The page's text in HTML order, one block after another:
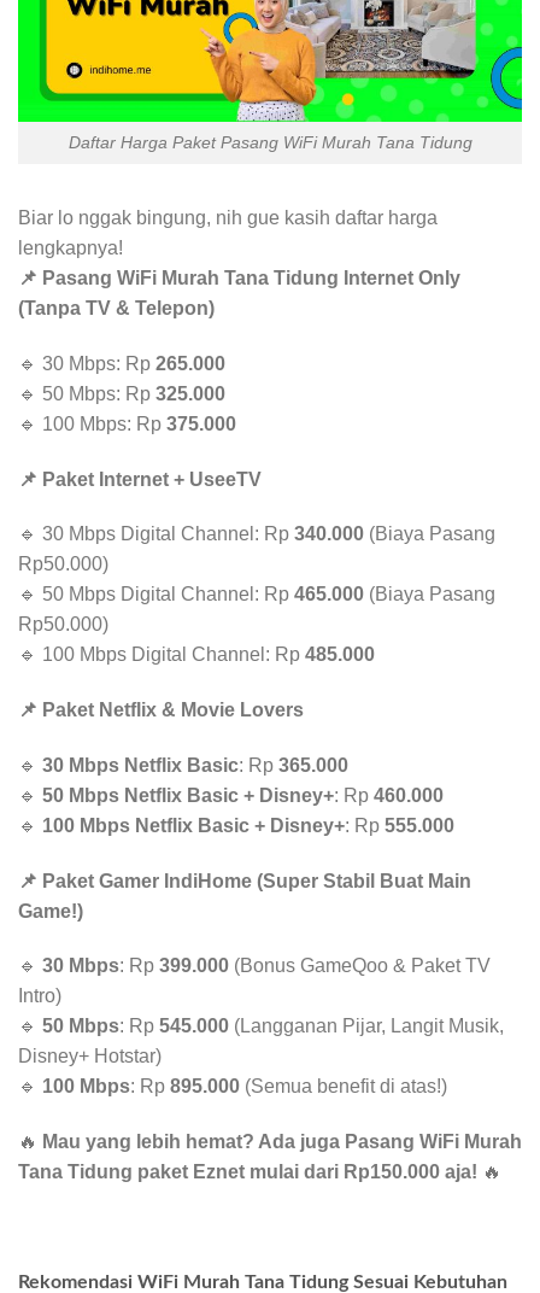
Daftar Harga Paket Pasang WiFi Murah Tana Tidung
Biar lo nggak bingung, nih gue kasih daftar harga
lengkapnya!
📌 Pasang WiFi Murah Tana Tidung Internet Only
(Tanpa TV & Telepon)
🔹 30 Mbps: Rp 265.000
🔹 50 Mbps: Rp 325.000
🔹 100 Mbps: Rp 375.000
📌 Paket Internet + UseeTV
🔹 30 Mbps Digital Channel: Rp 340.000 (Biaya Pasang
Rp50.000)
🔹 50 Mbps Digital Channel: Rp 465.000 (Biaya Pasang
Rp50.000)
🔹 100 Mbps Digital Channel: Rp 485.000
📌 Paket Netflix & Movie Lovers
🔹 30 Mbps Netflix Basic: Rp 365.000
🔹 50 Mbps Netflix Basic + Disney+: Rp 460.000
🔹 100 Mbps Netflix Basic + Disney+: Rp 555.000
📌 Paket Gamer IndiHome (Super Stabil Buat Main
Game!)
🔹 30 Mbps: Rp 399.000 (Bonus GameQoo & Paket TV
Intro)
🔹 50 Mbps: Rp 545.000 (Langganan Pijar, Langit Musik,
Disney+ Hotstar)
🔹 100 Mbps: Rp 895.000 (Semua benefit di atas!)
🔥 Mau yang lebih hemat? Ada juga Pasang WiFi Murah
Tana Tidung paket Eznet mulai dari Rp150.000 aja! 🔥
Rekomendasi WiFi Murah Tana Tidung Sesuai Kebutuhan